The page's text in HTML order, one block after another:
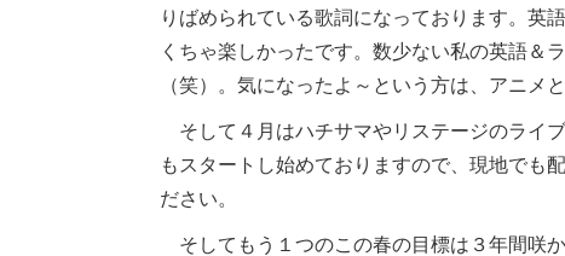
りばめられている歌詞になっております。英
くちゃ楽しかったです。数少ない私の英語＆
（笑）。気になったよ～という方は、アニメ
そして４月はハチサマやリステージのライ
もスタートし始めておりますので、現地でも
ださい。
そしてもう１つのこの春の目標は３年間咲